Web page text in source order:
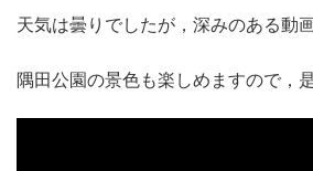
天気は曇りでしたが，深みのある動
隅田公園の景色も楽しめますので，